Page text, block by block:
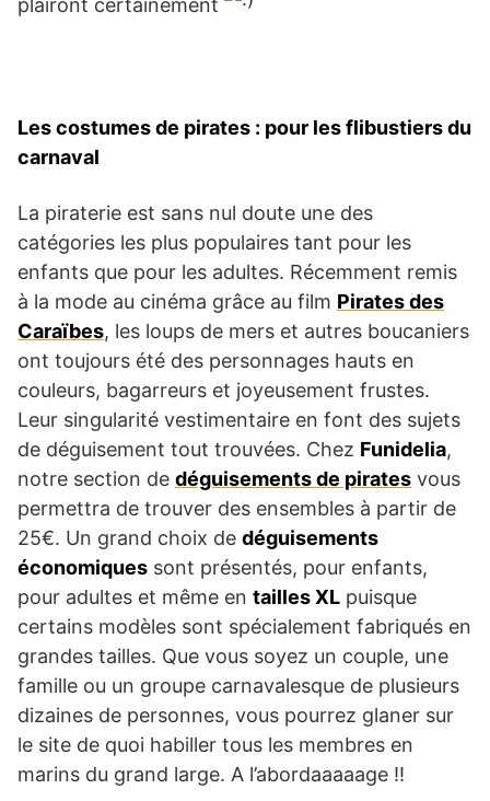
plairont certainement
Les costumes de pirates : pour les flibustiers du
carnaval
La piraterie est sans nul doute une des
catégories les plus populaires tant pour les
enfants que pour les adultes. Récemment remis
à la mode au cinéma grâce au film Pirates des
Caraïbes, les loups de mers et autres boucaniers
ont toujours été des personnages hauts en
couleurs, bagarreurs et joyeusement frustes.
Leur singularité vestimentaire en font des sujets
de déguisement tout trouvées. Chez Funidelia,
notre section de déguisements de pirates vous
permettra de trouver des ensembles à partir de
25€. Un grand choix de déguisements
économiques sont présentés, pour enfants,
pour adultes et même en tailles XL puisque
certains modèles sont spécialement fabriqués en
grandes tailles. Que vous soyez un couple, une
famille ou un groupe carnavalesque de plusieurs
dizaines de personnes, vous pourrez glaner sur
le site de quoi habiller tous les membres en
marins du grand large. A l’abordaaaaage !!